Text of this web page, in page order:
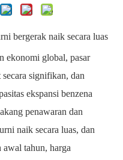
bergerak naik secara luas
ekonomi global, pasar
signifikan, dan
ekspansi benzena
penawaran dan
naik secara luas, dan
tahun, harga